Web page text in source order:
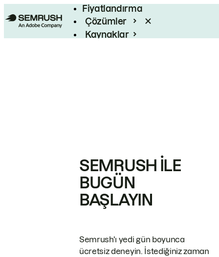
Fiyatlandırma
Çözümler
Kaynaklar
SEMRUSH ILE
BUGÜN
BAŞLAYIN
Semrush'ı yedi gün boyunca
ücretsiz deneyin. İstediğiniz zaman